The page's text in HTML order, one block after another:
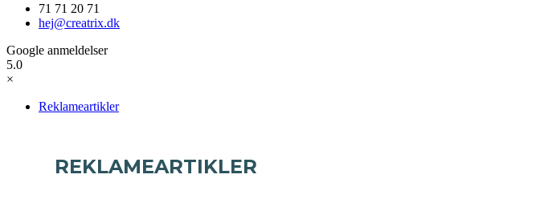
71 71 20 71
hej@creatrix.dk
Google anmeldelser
5.0
×
Reklameartikler
REKLAMEARTIKLER